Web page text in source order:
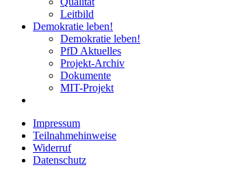
Leitbild
Demokratie leben!
Demokratie leben!
PfD Aktuelles
Projekt-Archiv
Dokumente
MIT-Projekt
Impressum
Teilnahmehinweise
Widerruf
Datenschutz